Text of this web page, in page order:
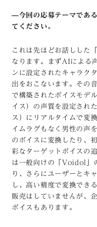
—今回の応募テーマであ
てください。
これは先ほどお話しした
なります。まずAIによる
ンに設定されたキャラク
出をおこないます。その
で構築されたボイスモデ
イス）の声質を設定され
ス）にリアルタイムで変
イムラグもなく男性の声
のボイスに変換したり、
彩なターゲットボイスの
は一般向けの「Voidol」
り、さらにユーザーとキ
し、高い精度で変換でき
販売はしていませんが、
ボイスもあります。